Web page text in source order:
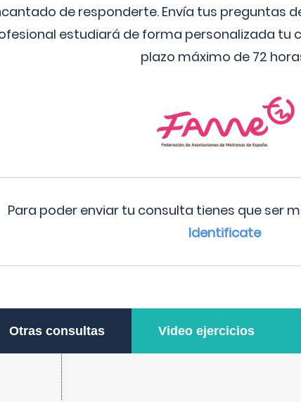
de responderte. Envía tus preguntas
estudiará de forma personalizada tu
plazo máximo de 72
Para poder enviar tu consulta tienes que ser
Identificate
Otras consultas Video ejercicios